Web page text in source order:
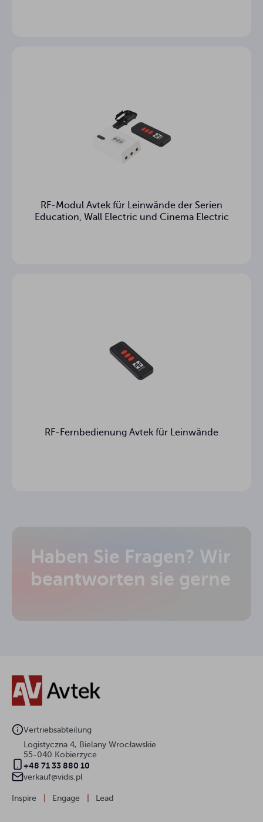
3
RF-Modul Avtek für Leinwände der Serien
Education, Wall Electric und Cinema Electric
RF-Fernbedienung Avtek für Leinwände
Haben Sie Fragen? Wir
beantworten sie gerne
Vertriebsabteilung
Logistyczna 4, Bielany Wrocławskie
55-040 Kobierzyce
+48 71 33 880 10
verkauf@vidis.pl
Inspire Engage Lead